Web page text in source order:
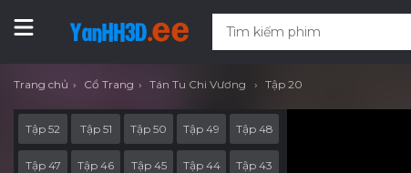
Trang chủ Cổ Trang Tán Tu Chi Vương Tập 20
Tập 52 Tập 51 Tập 50 Tập 49 Tập 48
Tập 47 Tập 46 Tập 45 Tập 44 Tập 43